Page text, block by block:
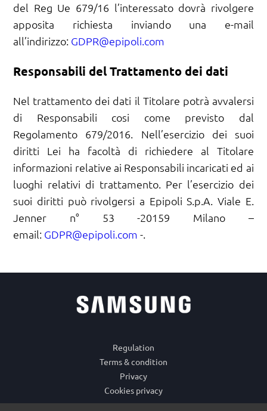
del Reg Ue 679/16 l’interessato dovrà rivolgere
apposita richiesta inviando una e-mail
all’indirizzo: GDPR@epipoli.com
Responsabili del Trattamento dei dati
Nel trattamento dei dati il Titolare potrà avvalersi
di Responsabili cosi come previsto dal
Regolamento 679/2016. Nell’esercizio dei suoi
diritti Lei ha facoltà di richiedere al Titolare
informazioni relative ai Responsabili incaricati ed ai
luoghi relativi di trattamento. Per l’esercizio dei
suoi diritti può rivolgersi a Epipoli S.p.A. Viale E.
Jenner n° 53 -20159 Milano –
email: GDPR@epipoli.com -.
Regulation
Terms & condition
Privacy
Cookies privacy